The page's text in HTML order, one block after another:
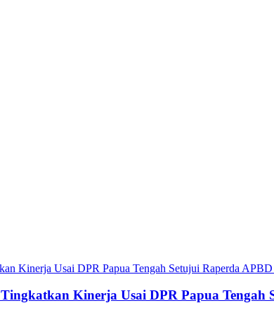
Kinerja Usai DPR Papua Tengah